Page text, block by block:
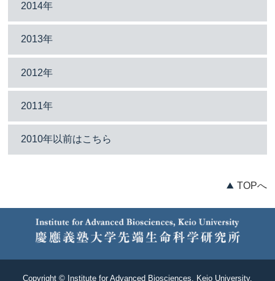
2014年
2013年
2012年
2011年
2010年以前はこちら
TOPへ
Copyright © Institute for Advanced Biosciences, Keio University.